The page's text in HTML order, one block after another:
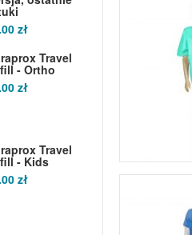
zł
Travel
- Ortho
zł
Travel
- Kids
zł